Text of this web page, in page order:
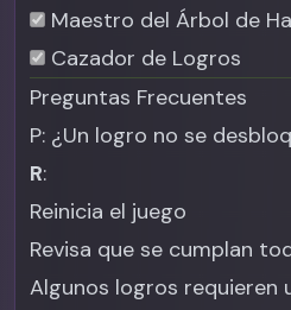
Maestro del Árbol de
Cazador de Logros
Preguntas Frecuentes
P: ¿Un logro no se
R:
Reinicia el juego
Revisa que se cumplan
Algunos logros requieren